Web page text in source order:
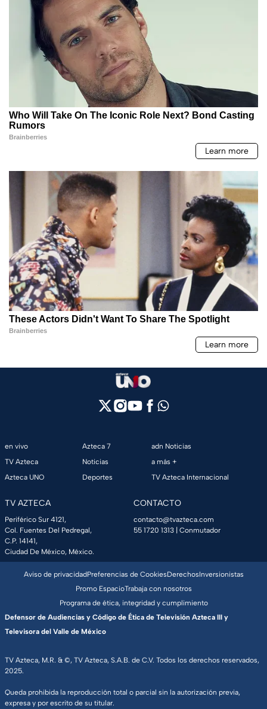
en vivo
TV Azteca
Azteca UNO
Azteca 7
Noticias
Deportes
adn Noticias
a más +
TV Azteca Internacional
TV AZTECA
Periférico Sur 4121,
Col. Fuentes Del Pedregal,
C.P. 14141,
Ciudad De México, México.
CONTACTO
contacto@tvazteca.com
55 1720 1313 | Conmutador
TV Azteca, M.R. & ©, TV Azteca, S.A.B. de C.V. Todos los derechos reservados,
2025.
Queda prohibida la reproducción total o parcial sin la autorización previa,
expresa y por escrito de su titular.
Aviso de privacidadPreferencias de CookiesDerechosInversionistas
Promo EspacioTrabaja con nosotros
Programa de ética, integridad y cumplimiento
Defensor de Audiencias y Código de Ética de Televisión Azteca III y
Televisora del Valle de México